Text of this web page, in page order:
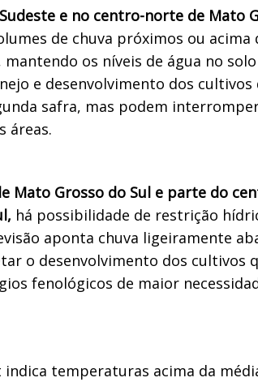
e no centro-norte de Mato
de chuva próximos ou acima
os níveis de água no
e desenvolvimento dos cultivos
safra, mas podem
áreas.
Mato Grosso do Sul e parte do
há possibilidade de restrição
aponta chuva ligeiramente
o desenvolvimento dos cultivos
fenológicos de maior
temperaturas acima da